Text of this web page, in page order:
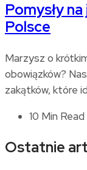
Pomysły
Polsce
Marzysz o
obowiązków?
zakątków, które
10 Min Read
Ostatnie